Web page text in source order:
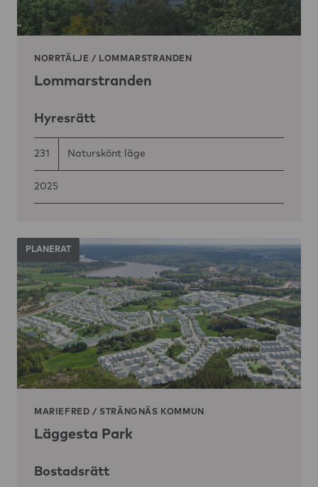
NORRTÄLJE / LOMMARSTRANDEN
Lommarstranden
Hyresrätt
231 Naturskönt läge
2025
PLANERAT
MARIEFRED / STRÄNGNÄS KOMMUN
Läggesta Park
Bostadsrätt